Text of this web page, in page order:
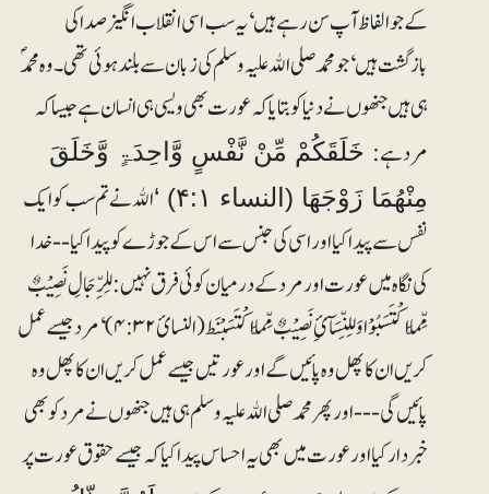
کے جو الفاظ آپ سن رہے ہیں‘ یہ سب اسی انقلاب انگیز صدا کی
بازگشت ہیں‘ جو محمد صلی اﷲ علیہ وسلم کی زبان سے بلند ہوئی تھی۔ وہ محمدؐ
ہی ہیں جنھوں نے دنیا کو بتایا کہ عورت بھی ویسی ہی انسان ہے جیساکہ
مرد ہے:خَلَقَکُمْ مِّنْ نَّفْسٍ وَّاحِدَۃٍ وَّخَلَقَ
مِنْھُمَا زَوْجَھَا (النساء ۴:۱) ‘
اﷲ نے تم سب کو ایک
نفس سے پیدا کیا اور اسی کی جنس سے اس کے جوڑے کو پیدا کیا -- خدا
کی نگاہ میں عورت اور مرد کے درمیان کوئی فرق نہیں: لِلرِّجَالِ نَصِیْبٌ
مِّمَّا اکْتَسَبُوْا وَلِلنِّسَآئِ نَصِیْبٌ مِّمَّا اکْتَسَبْنَط(النسائ۴:۳۲) ‘ مرد جیسے عمل
کریں ان کا پھل وہ پائیں گے اور عورتیں جیسے عمل کریں ان کا پھل وہ
پائیں گی --- اور پھر محمد صلی اﷲ علیہ و سلم ہی ہیں جنھوں نے مرد کو بھی
خبردار کیا اور عورت میں بھی یہ احساس پیدا کیا کہ جیسے حقوق عورت پر